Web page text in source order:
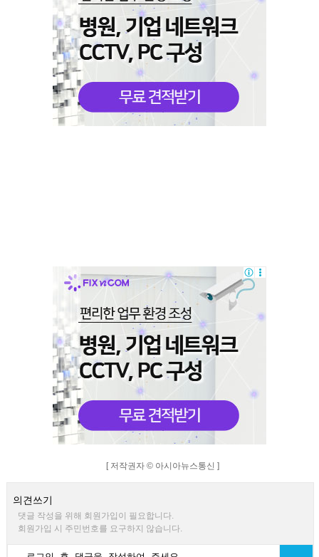
[ 저작권자 © 아시아뉴스통신 ]
의견쓰기
댓글 작성을 위해 회원가입이 필요합니다.
회원가입 시 주민번호를 요구하지 않습니다.